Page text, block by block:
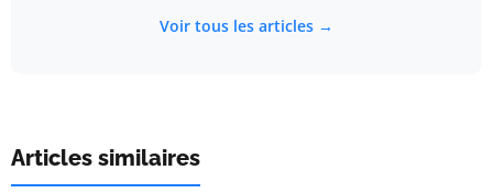
Voir tous les articles →
Articles similaires